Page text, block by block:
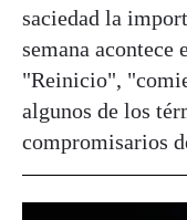
saciedad la
semana acontece
"Reinicio",
algunos de los
compromisarios